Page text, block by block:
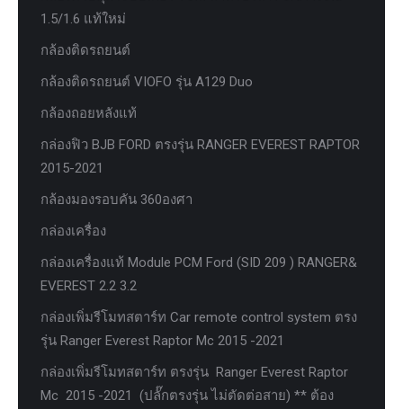
1.5/1.6 แท้ใหม่
กล้องติดรถยนต์
กล้องติดรถยนต์ VIOFO รุ่น A129 Duo
กล้องถอยหลังแท้
กล่องฟิว BJB FORD ตรงรุ่น RANGER EVEREST RAPTOR
2015-2021
กล้องมองรอบคัน 360องศา
กล่องเครื่อง
กล่องเครื่องแท้ Module PCM Ford (SID 209 ) RANGER&
EVEREST 2.2 3.2
กล่องเพิ่มรีโมทสตาร์ท Car remote control system ตรง
รุ่น Ranger Everest Raptor Mc 2015 -2021
กล่องเพิ่มรีโมทสตาร์ท ตรงรุ่น Ranger Everest Raptor
Mc 2015 -2021 (ปลั๊กตรงรุ่น ไม่ตัดต่อสาย) ** ต้อง